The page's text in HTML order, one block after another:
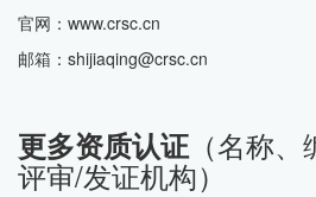
官网：www.crsc.cn
邮箱：shijiaqing@crsc.cn
更多资质认证（名称、
评审/发证机构）